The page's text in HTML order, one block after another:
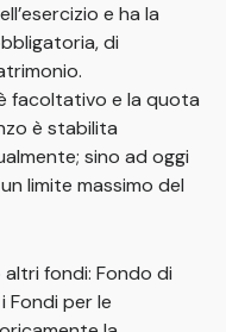
e ha la
di
facoltativo e la quota
è stabilita
sino ad oggi
limite massimo del
fondi: Fondo di
Fondi per le